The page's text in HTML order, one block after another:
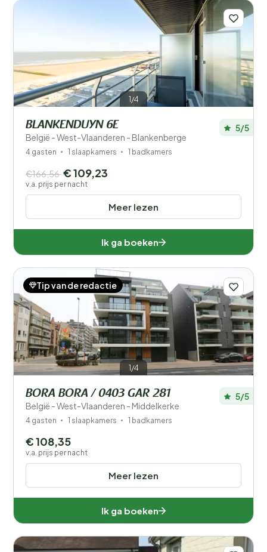
1/4
BLANKENDUYN 6E
België - West-Vlaanderen - Blankenberge
5/5
4 gasten 1 slaapkamers 1 badkamers
Meer lezen
€166,56 € 109,23
v.a. prijs per nacht
Ik ga boeken
1/4
Tip van de redactie
BORA BORA / 0403 GAR 281
België - West-Vlaanderen - Middelkerke
5/5
4 gasten 1 slaapkamers 1 badkamers
Meer lezen
€ 108,35
v.a. prijs per nacht
Ik ga boeken